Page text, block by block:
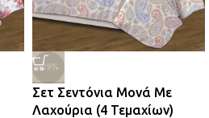
-29%
Σετ Σεντόνια Μονά Με
Λαχούρια (4 Τεμαχίων)